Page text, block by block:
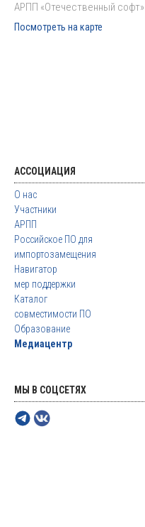
АРПП «Отечественный софт»
Посмотреть на карте
АССОЦИАЦИЯ
О нас
Участники
АРПП
Российское ПО для
импортозамещения
Навигатор
мер поддержки
Каталог
совместимости ПО
Образование
Медиацентр
МЫ В СОЦСЕТЯХ